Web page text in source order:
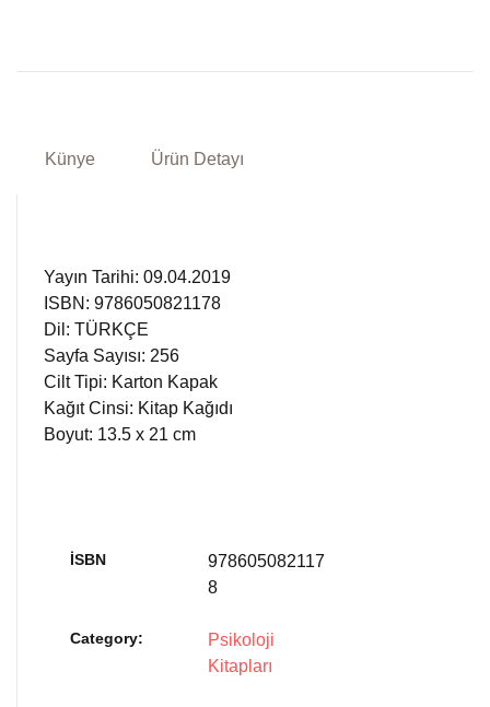
Künye Ürün Detayı
Yayın Tarihi: 09.04.2019
ISBN: 9786050821178
Dil: TÜRKÇE
Sayfa Sayısı: 256
Cilt Tipi: Karton Kapak
Kağıt Cinsi: Kitap Kağıdı
Boyut: 13.5 x 21 cm
İSBN
978605082117
8
Category:
Psikoloji
Kitapları